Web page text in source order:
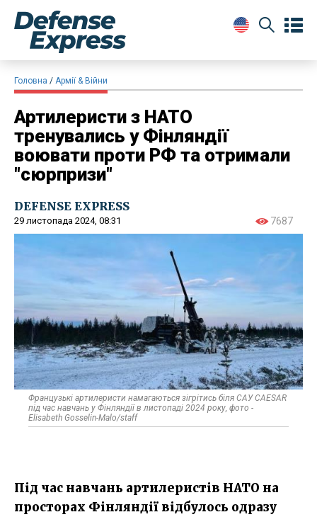
Головна Армії & Війни
Артилеристи з НАТО
тренувались у Фінляндії
воювати проти РФ та отримали
"сюрпризи"
DEFENSE EXPRESS
29 листопада 2024, 08:31 7687
Французькі артилеристи намагаються зігрітись біля САУ CAESAR
під час навчань у Фінляндії в листопаді 2024 року, фото -
Elisabeth Gosselin-Malo/staff
Під час навчань артилеристів НАТО на
просторах Фінляндії відбулось одразу